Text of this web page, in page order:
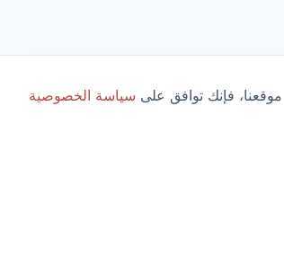
فإنك توافق على سياسة الخصوصية